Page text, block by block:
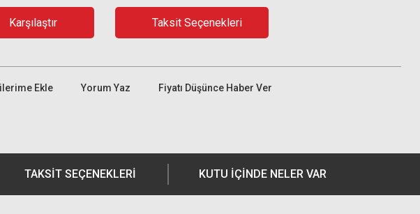
Karşılaştır Taksit Seçenekleri
Yorum Yaz Fiyatı Düşünce Haber Ver
TAKSIT SEÇENEKLERI KUTU İÇİNDE NELER VAR